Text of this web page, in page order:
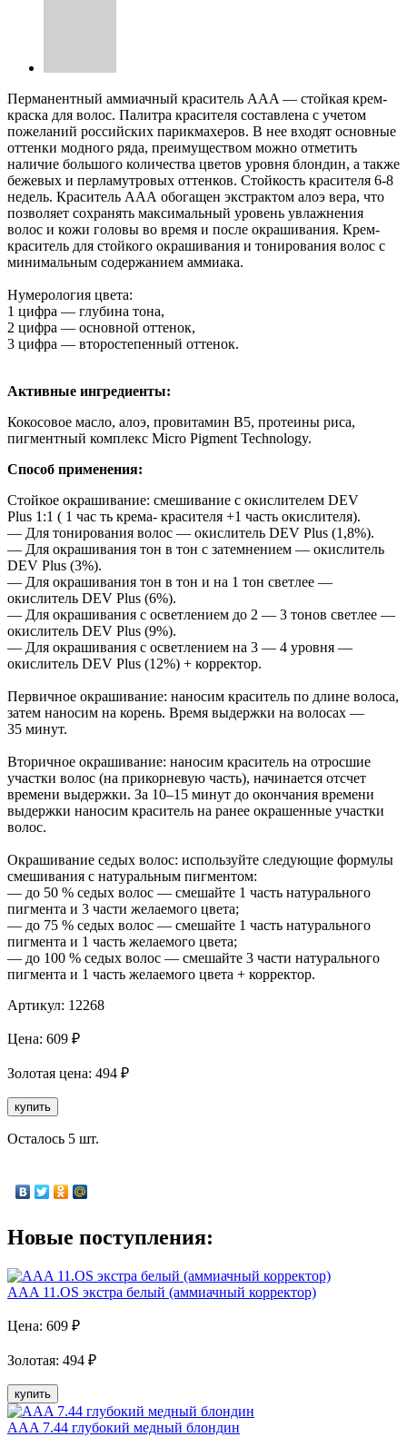
Перманентный аммиачный краситель AAA — стойкая крем-
краска для волос. Палитра красителя составлена с учетом
пожеланий российских парикмахеров. В нее входят основные
оттенки модного ряда, преимуществом можно отметить
наличие большого количества цветов уровня блондин, а также
бежевых и перламутровых оттенков. Стойкость красителя 6-8
недель. Краситель ААА обогащен экстрактом алоэ вера, что
позволяет сохранять максимальный уровень увлажнения
волос и кожи головы во время и после окрашивания. Крем-
краситель для стойкого окрашивания и тонирования волос с
минимальным содержанием аммиака.
Нумерология цвета:
1 цифра — глубина тона,
2 цифра — основной оттенок,
3 цифра — второстепенный оттенок.
Активные ингредиенты:
Кокосовое масло, алоэ, провитамин В5, протеины риса,
пигментный комплекс Micro Pigment Technology.
Способ применения:
Стойкое окрашивание: смешивание с окислителем DEV
Plus 1:1 ( 1 час ть крема- красителя +1 часть окислителя).
— Для тонирования волос — окислитель DEV Plus (1,8%).
— Для окрашивания тон в тон с затемнением — окислитель
DEV Plus (3%).
— Для окрашивания тон в тон и на 1 тон светлее —
окислитель DEV Plus (6%).
— Для окрашивания с осветлением до 2 — 3 тонов светлее —
окислитель DEV Plus (9%).
— Для окрашивания с осветлением на 3 — 4 уровня —
окислитель DEV Plus (12%) + корректор.
Первичное окрашивание: наносим краситель по длине волоса,
затем наносим на корень. Время выдержки на волосах —
35 минут.
Вторичное окрашивание: наносим краситель на отросшие
участки волос (на прикорневую часть), начинается отсчет
времени выдержки. За 10–15 минут до окончания времени
выдержки наносим краситель на ранее окрашенные участки
волос.
Окрашивание седых волос: используйте следующие формулы
смешивания с натуральным пигментом:
— до 50 % седых волос — смешайте 1 часть натурального
пигмента и 3 части желаемого цвета;
— до 75 % седых волос — смешайте 1 часть натурального
пигмента и 1 часть желаемого цвета;
— до 100 % седых волос — смешайте 3 части натурального
пигмента и 1 часть желаемого цвета + корректор.
Артикул: 12268
Цена: 609 ₽
Золотая цена: 494 ₽
купить
Осталось 5 шт.
Новые поступления:
AAA 11.OS экстра белый (аммиачный корректор)
Цена: 609 ₽
Золотая: 494 ₽
купить
AAA 7.44 глубокий медный блондин